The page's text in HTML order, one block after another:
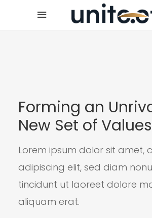
Forming an
New Set of Values
Lorem ipsum dolor sit amet,
adipiscing elit, sed diam
tincidunt ut laoreet dolore
aliquam erat.